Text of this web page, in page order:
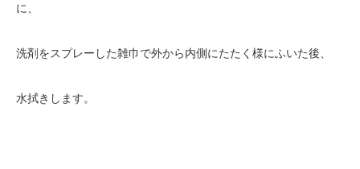
に、
洗剤をスプレーした雑巾で外から内側にたたく様にふいた後、
水拭きします。